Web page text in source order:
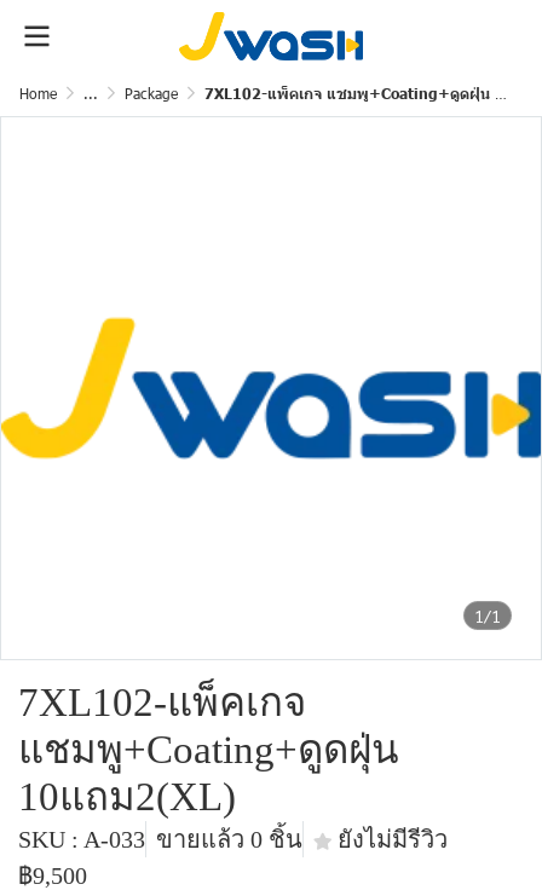
Home ... Package 7XL102-แพ็คเกจ แชมพู+Coating+ดูดฝุ่น 10แถม2(XL)
1/1
7XL102-แพ็คเกจ
แชมพู+Coating+ดูดฝุ่น
10แถม2(XL)
SKU : A-033 ขายแล้ว 0 ชิ้น
ยังไม่มีรีวิว
฿9,500